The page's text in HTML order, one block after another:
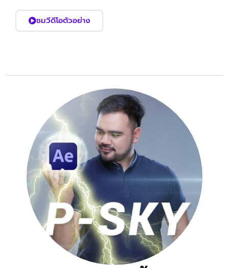
ชมวีดีโอตัวอย่าง